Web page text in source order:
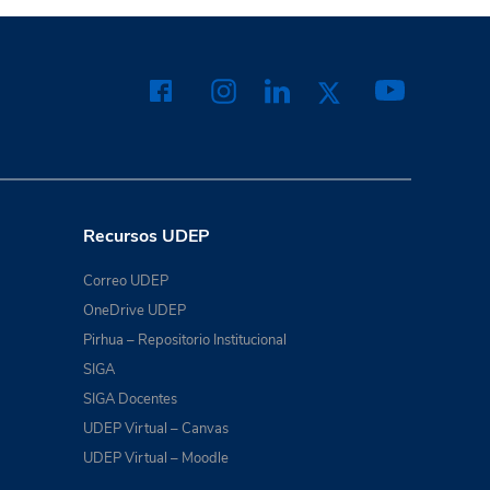
Recursos UDEP
Correo UDEP
OneDrive UDEP
Pirhua – Repositorio Institucional
SIGA
SIGA Docentes
UDEP Virtual – Canvas
UDEP Virtual – Moodle